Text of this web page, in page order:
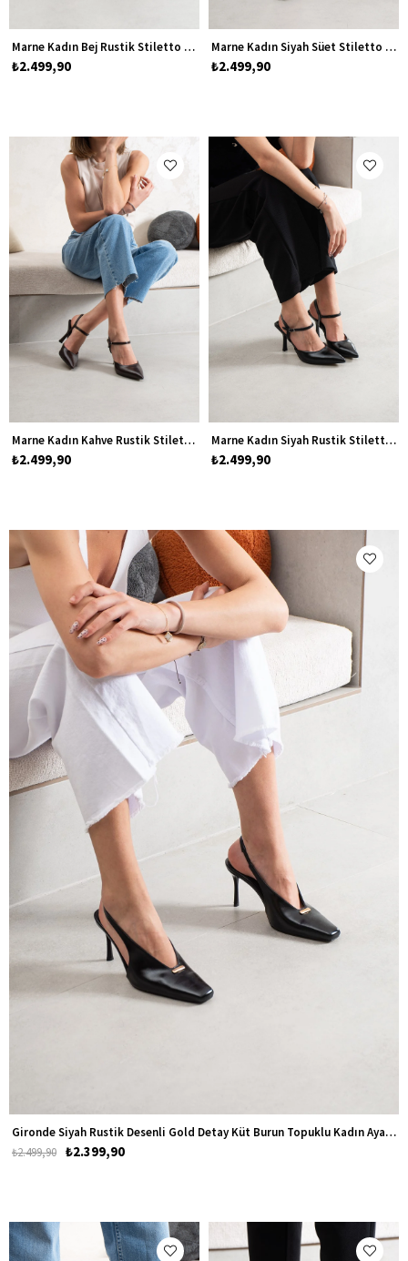
Marne Kadın Bej Rustik Stiletto Topuklu Ayakkabı
₺2.499,90
Marne Kadın Siyah Süet Stiletto Topuklu Ayakkabı
₺2.499,90
Marne Kadın Kahve Rustik Stiletto Topuklu Ayakkabı
₺2.499,90
Marne Kadın Siyah Rustik Stiletto Topuklu Ayakkabı
₺2.499,90
Gironde Siyah Rustik Desenli Gold Detay Küt Burun Topuklu Kadın Ayakkabı
₺2.399,90
₺2.499,90